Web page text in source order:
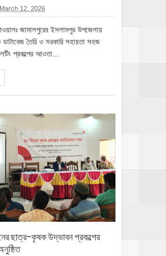
March 12, 2026
জামালপুরের ইসলামপুর উপজেলায়
তৈরি ও সরকারি সহায়তা সহজ
প্রকল্পের আওতা...
ছাত্র-কৃষক উদ্ভাবন প্রকল্পের